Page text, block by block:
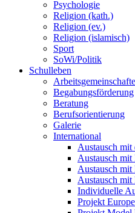
Psychologie
Religion (kath.)
Religion (ev.)
Religion (islamisch)
Sport
SoWi/Politik
Schulleben
Begabungsförderung
Beratung
Berufsorientierung
Galerie
International
Austausch mit
Austausch mit
Austausch mit
Austausch mit
Individuelle
Projekt